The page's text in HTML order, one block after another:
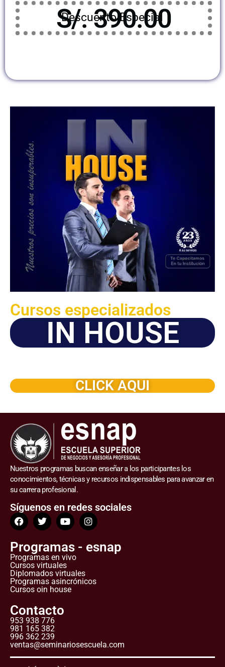
Descuento Especial
S/. 390.00
Cursos especializados
IN HOUSE
CLICK AQUI
Nuestros programas buscan enseñar a los participantes los
conocimientos, técnicas y recursos indispensables para avanzar en
su carrera profesional.
Síguenos en redes sociales
Programas - esnap
Programas en vivo
Cursos virtuales
Diplomados virtuales
Programas asincrónicos
Cursos oin house
Contacto
953 938 776
981 165 382
996 362 239
ventas@seminariosescuela.com